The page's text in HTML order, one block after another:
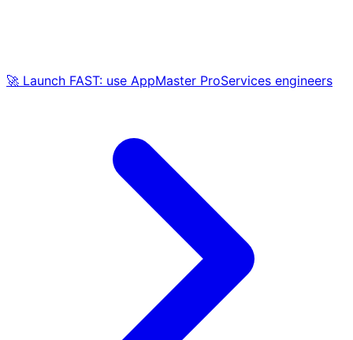
🚀 Launch FAST: use AppMaster ProServices engineers